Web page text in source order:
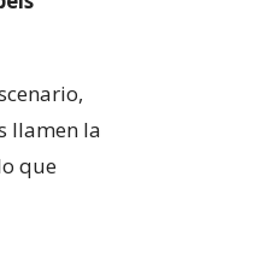
llamen la
que